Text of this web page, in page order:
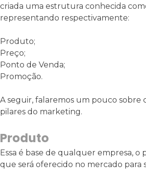
criada uma estrutura conhecida
representando respectivamente:
Produto;
Preço;
Ponto de Venda;
Promoção.
A seguir, falaremos um pouco sobre
pilares do marketing.
Produto
Essa é base de qualquer empresa,
que será oferecido no mercado para